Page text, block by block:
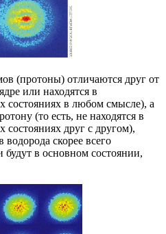
(протоны) отличаются друг от
или находятся в
состояниях в любом смысле), а
(то есть, не находятся в
друг с другом),
скорее всего
будут в основном состоянии,